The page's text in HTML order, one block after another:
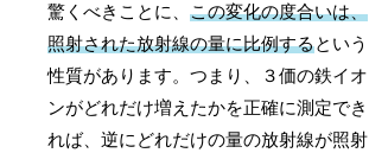
驚くべきことに、この変化の度合いは、
照射された放射線の量に比例するという
性質があります。つまり、３価の鉄イオ
ンがどれだけ増えたかを正確に測定でき
れば、逆にどれだけの量の放射線が照射